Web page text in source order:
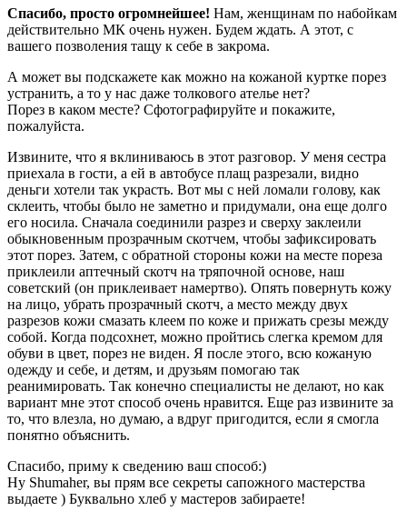
Спасибо, просто огромнейшее! Нам, женщинам по набойкам
действительно МК очень нужен. Будем ждать. А этот, с
вашего позволения тащу к себе в закрома.
А может вы подскажете как можно на кожаной куртке порез
устранить, а то у нас даже толкового ателье нет?
Порез в каком месте? Сфотографируйте и покажите,
пожалуйста.
Извините, что я вклиниваюсь в этот разговор. У меня сестра
приехала в гости, а ей в автобусе плащ разрезали, видно
деньги хотели так украсть. Вот мы с ней ломали голову, как
склеить, чтобы было не заметно и придумали, она еще долго
его носила. Сначала соединили разрез и сверху заклеили
обыкновенным прозрачным скотчем, чтобы зафиксировать
этот порез. Затем, с обратной стороны кожи на месте пореза
приклеили аптечный скотч на тряпочной основе, наш
советский (он приклеивает намертво). Опять повернуть кожу
на лицо, убрать прозрачный скотч, а место между двух
разрезов кожи смазать клеем по коже и прижать срезы между
собой. Когда подсохнет, можно пройтись слегка кремом для
обуви в цвет, порез не виден. Я после этого, всю кожаную
одежду и себе, и детям, и друзьям помогаю так
реанимировать. Так конечно специалисты не делают, но как
вариант мне этот способ очень нравится. Еще раз извините за
то, что влезла, но думаю, а вдруг пригодится, если я смогла
понятно объяснить.
Спасибо, приму к сведению ваш способ:)
Ну Shumaher, вы прям все секреты сапожного мастерства
выдаете ) Буквально хлеб у мастеров забираете!